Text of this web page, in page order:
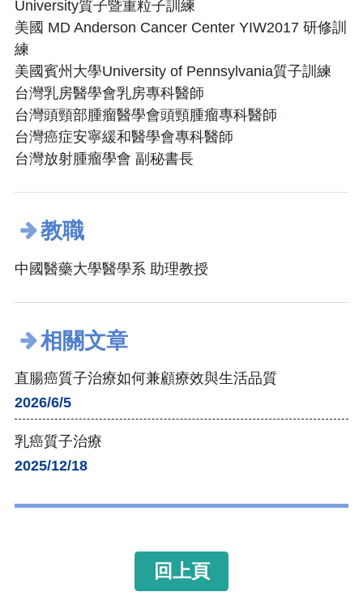
University質子暨重粒子訓練
美國 MD Anderson Cancer Center YIW2017 研修訓
練
美國賓州大學University of Pennsylvania質子訓練
台灣乳房醫學會乳房專科醫師
台灣頭頸部腫瘤醫學會頭頸腫瘤專科醫師
台灣癌症安寧緩和醫學會專科醫師
台灣放射腫瘤學會 副秘書長
教職
中國醫藥大學醫學系 助理教授
相關文章
直腸癌質子治療如何兼顧療效與生活品質
2026/6/5
乳癌質子治療
2025/12/18
回上頁